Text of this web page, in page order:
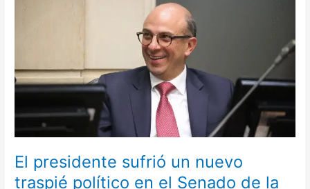
El presidente sufrió un nuevo
traspié político en el Senado de la
político
en
Senado
de
la
República.